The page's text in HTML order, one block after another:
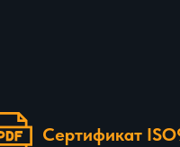
Сертификат